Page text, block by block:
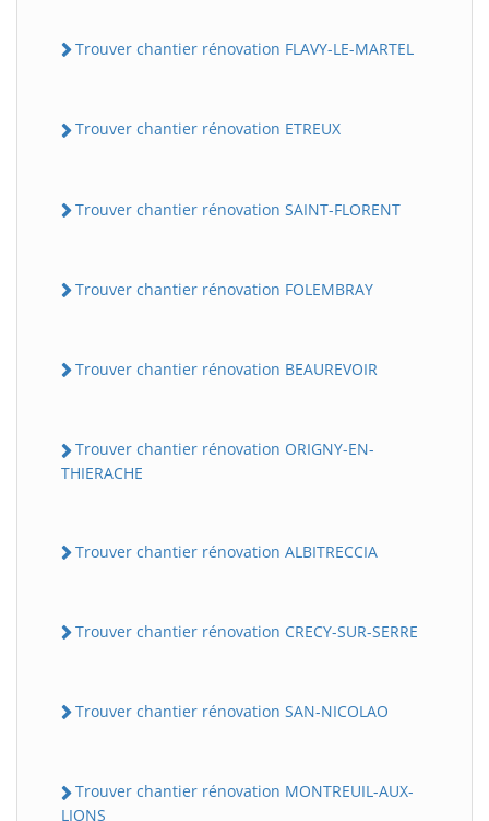
Trouver chantier rénovation FLAVY-LE-MARTEL
Trouver chantier rénovation ETREUX
Trouver chantier rénovation SAINT-FLORENT
Trouver chantier rénovation FOLEMBRAY
Trouver chantier rénovation BEAUREVOIR
Trouver chantier rénovation ORIGNY-EN-
THIERACHE
Trouver chantier rénovation ALBITRECCIA
Trouver chantier rénovation CRECY-SUR-SERRE
Trouver chantier rénovation SAN-NICOLAO
Trouver chantier rénovation MONTREUIL-AUX-
LIONS